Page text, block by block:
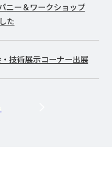
ニー＆ワークショップ
た
技術展示コーナー出展